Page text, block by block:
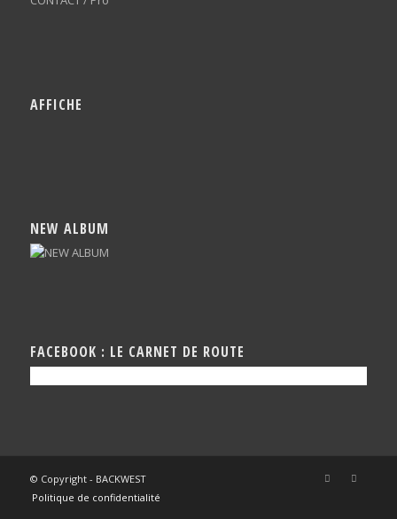
AFFICHE
NEW ALBUM
FACEBOOK : LE CARNET DE ROUTE
© Copyright - BACKWEST
Politique de confidentialité